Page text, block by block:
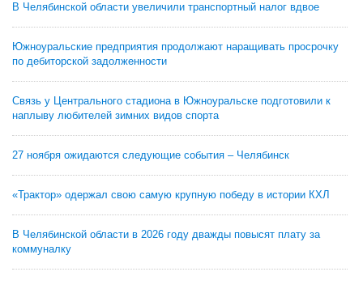
В Челябинской области увеличили транспортный налог вдвое
Южноуральские предприятия продолжают наращивать просрочку
по дебиторской задолженности
Связь у Центрального стадиона в Южноуральске подготовили к
наплыву любителей зимних видов спорта
27 ноября ожидаются следующие события – Челябинск
«Трактор» одержал свою самую крупную победу в истории КХЛ
В Челябинской области в 2026 году дважды повысят плату за
коммуналку